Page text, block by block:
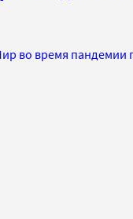
во время пандемии